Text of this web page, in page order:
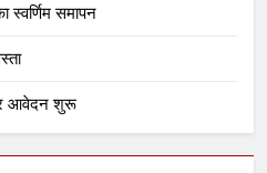
समापन
आवेदन शुरू